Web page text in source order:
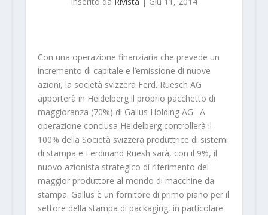
Con una operazione finanziaria che prevede un
incremento di capitale e l’emissione di nuove
azioni, la società svizzera Ferd. Ruesch AG
apporterà in Heidelberg il proprio pacchetto di
maggioranza (70%) di Gallus Holding AG. A
operazione conclusa Heidelberg controllerà il
100% della Società svizzera produttrice di sistemi
di stampa e Ferdinand Ruesh sarà, con il 9%, il
nuovo azionista strategico di riferimento del
maggior produttore al mondo di macchine da
stampa. Gallus è un fornitore di primo piano per il
settore della stampa di packaging, in particolare